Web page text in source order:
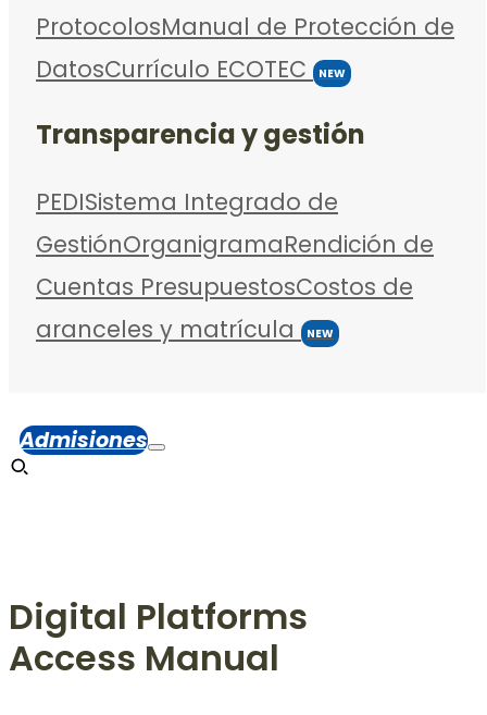
ProtocolosManual de Protección de
DatosCurrículo ECOTEC NEW
Transparencia y gestión
PEDISistema Integrado de
GestiónOrganigramaRendición de
Cuentas PresupuestosCostos de
aranceles y matrícula
NEW
Admisiones
Digital Platforms
Access Manual